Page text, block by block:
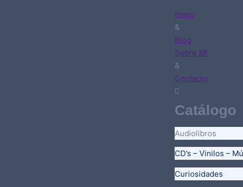
Inicio
&
Blog
Sobre Mí
&
Contacto
Catálogo
Audiolibros
CD’s – Vinilos –
Curiosidades